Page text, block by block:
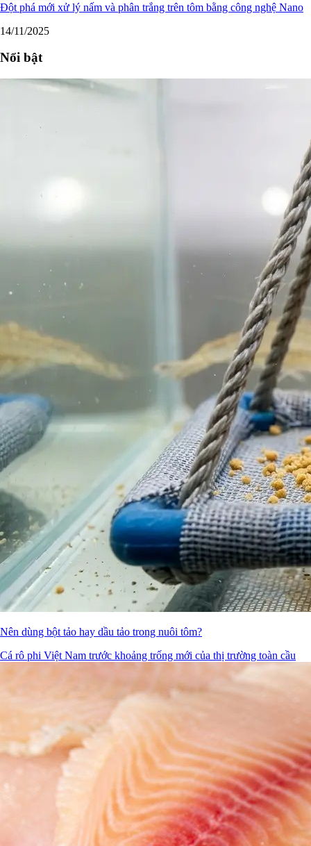
Đột phá mới xử lý nấm và phân trắng trên tôm bằng công nghệ Nano
14/11/2025
Nổi bật
Nên dùng bột tảo hay dầu tảo trong nuôi tôm?
Cá rô phi Việt Nam trước khoảng trống mới của thị trường toàn cầu